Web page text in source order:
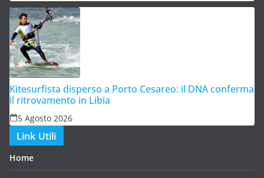
Kitesurfista disperso a Porto Cesareo: il DNA conferma
il ritrovamento in Libia
5 Agosto 2026
Link Utili
Home